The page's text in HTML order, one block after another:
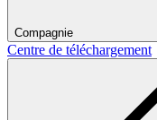
Compagnie
Centre de téléchargement